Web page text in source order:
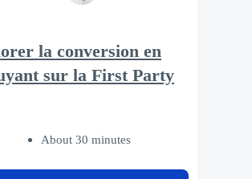
la conversion en
sur la First Party
About 30 minutes